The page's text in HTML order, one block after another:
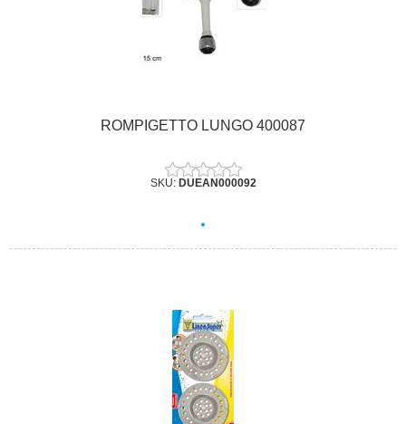
ROMPIGETTO LUNGO 400087
SKU: DUEAN000092